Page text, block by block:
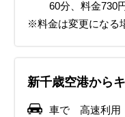
60分、料金730
※料金は変更になる
新千歳空港から
車で 高速利用